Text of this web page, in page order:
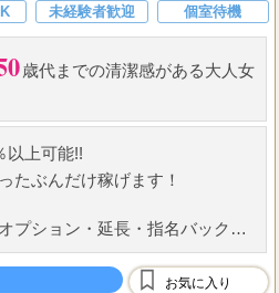
未経験者歓迎 個室待機
歳代までの清潔感がある大人女
たぶんだけ稼げます！
延長 ・指名バック有